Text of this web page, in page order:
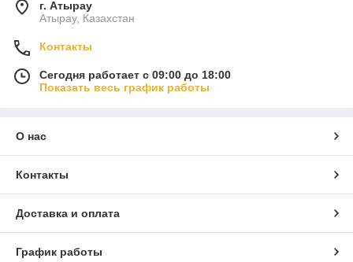
г. Атырау
Атырау, Казахстан
Контакты
Сегодня работает с 09:00 до 18:00
Показать весь график работы
О нас
Контакты
Доставка и оплата
График работы